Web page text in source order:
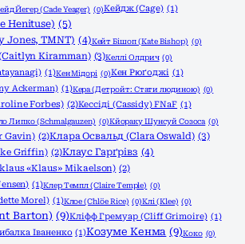
Йегер (Cade Yeager) (0)Кейдж (Cage) (1)
Henituse) (5)
Jones, TMNT) (4)Кейт Бішоп (Kate Bishop) (0)
Kiramman) (3)Келлі Олдрич (0)
(1)Кен Мідорі (0)Кен Рюґоджі (1)
Ackerman) (1)Кера (Детройт: Стати людиною) (0)
Forbes) (2)Кессіді (Cassidy) FNaF (1)
Липко (Schmalgauzen) (0)Кйораку Шунсуй Созоса (0)
Gavin) (2)Клара Освальд (Clara Oswald) (3)
Griffin) (2)Клаус Гарґрівз (4)
«Klaus» Mikaelson) (2)
(1)Клер Темпл (Claire Temple) (0)
Morel) (1)Клое (Chlöe Rice) (0)Клі (Klee) (0)
Barton) (9)Кліфф Гремуар (Cliff Grimoire) (1)
Іваненко (1)Козуме Кенма (9)Коко (0)